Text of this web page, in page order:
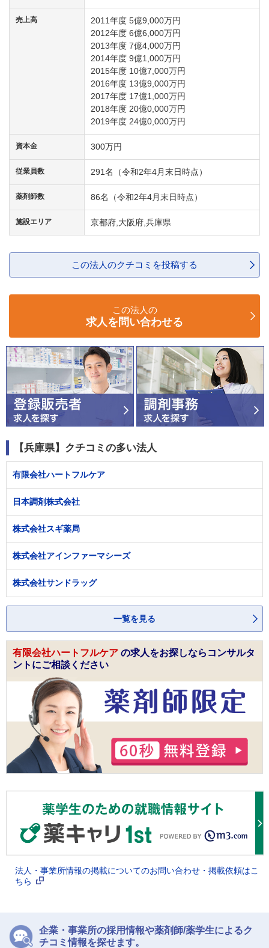
売上高
2011年度 5億9,000万円
2012年度 6億6,000万円
2013年度 7億4,000万円
2014年度 9億1,000万円
2015年度 10億7,000万円
2016年度 13億9,000万円
2017年度 17億1,000万円
2018年度 20億0,000万円
2019年度 24億0,000万円
資本金 300万円
従業員数 291名（令和2年4月末日時点）
薬剤師数 86名（令和2年4月末日時点）
施設エリア 京都府,大阪府,兵庫県
この法人のクチコミを投稿する
この法人の
求人を問い合わせる
【兵庫県】クチコミの多い法人
有限会社ハートフルケア
日本調剤株式会社
株式会社スギ薬局
株式会社アインファーマシーズ
株式会社サンドラッグ
一覧を見る
有限会社ハートフルケア の求人をお探しならコンサルタ
ントにご相談ください
法人・事業所情報の掲載についてのお問い合わせ・掲載依頼はこ
ちら
企業・事業所の採用情報や薬剤師/薬学生によるク
チコミ情報を探せます。